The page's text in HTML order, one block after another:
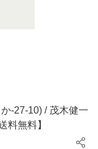
-27-10) / 茂木健一
料無料】